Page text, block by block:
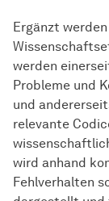
Ergänzt
werden
Probleme und
und
relevante
wird anhand
Fehlverhalten